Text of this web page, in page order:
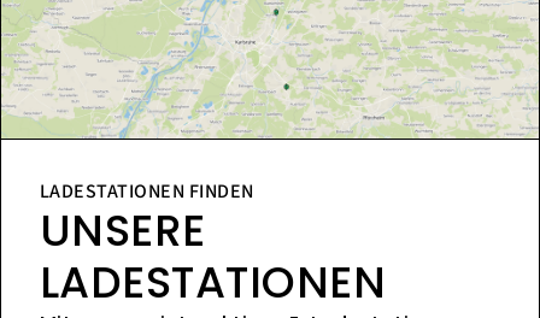
LADESTATIONEN FINDEN
UNSERE
LADESTATIONEN